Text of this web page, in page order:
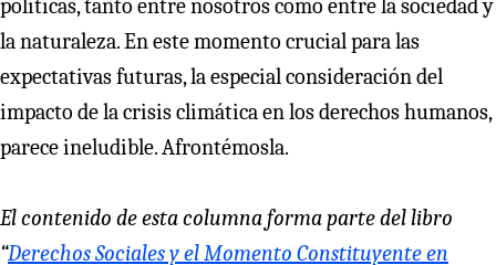
políticas, tanto entre nosotros como entre la sociedad y
la naturaleza. En este momento crucial para las
expectativas futuras, la especial consideración del
impacto de la crisis climática en los derechos humanos,
parece ineludible. Afrontémosla.
El contenido de esta columna forma parte del libro
“Derechos Sociales y el Momento Constituyente en